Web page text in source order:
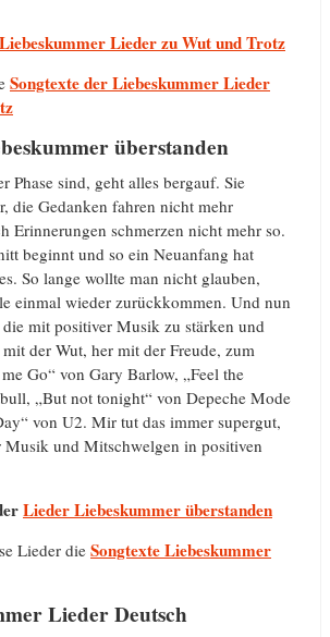
Lieder zu Wut und Trotz
Songtexte der Liebeskummer Lieder
überstanden
Phase sind, geht alles bergauf. Sie
die Gedanken fahren nicht mehr
Erinnerungen schmerzen nicht mehr so.
beginnt und so ein Neuanfang hat
So lange wollte man nicht glauben,
einmal wieder zurückkommen. Und nun
die mit positiver Musik zu stärken und
der Wut, her mit der Freude, zum
Go“ von Gary Barlow, „Feel the
„But not tonight“ von Depeche Mode
von U2. Mir tut das immer supergut,
Musik und Mitschwelgen in positiven
Lieder Liebeskummer überstanden
Lieder dieSongtexte Liebeskummer
Lieder Deutsch